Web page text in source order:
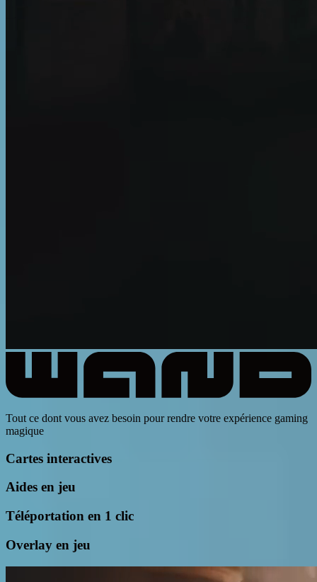
Tout ce dont vous avez besoin pour rendre votre expérience gaming
magique
Cartes interactives
Aides en jeu
Téléportation en 1 clic
Overlay en jeu